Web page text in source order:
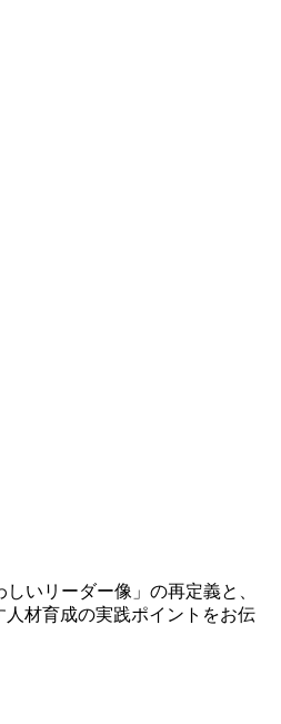
いリーダー像」の再定義と、
材育成の実践ポイントをお伝